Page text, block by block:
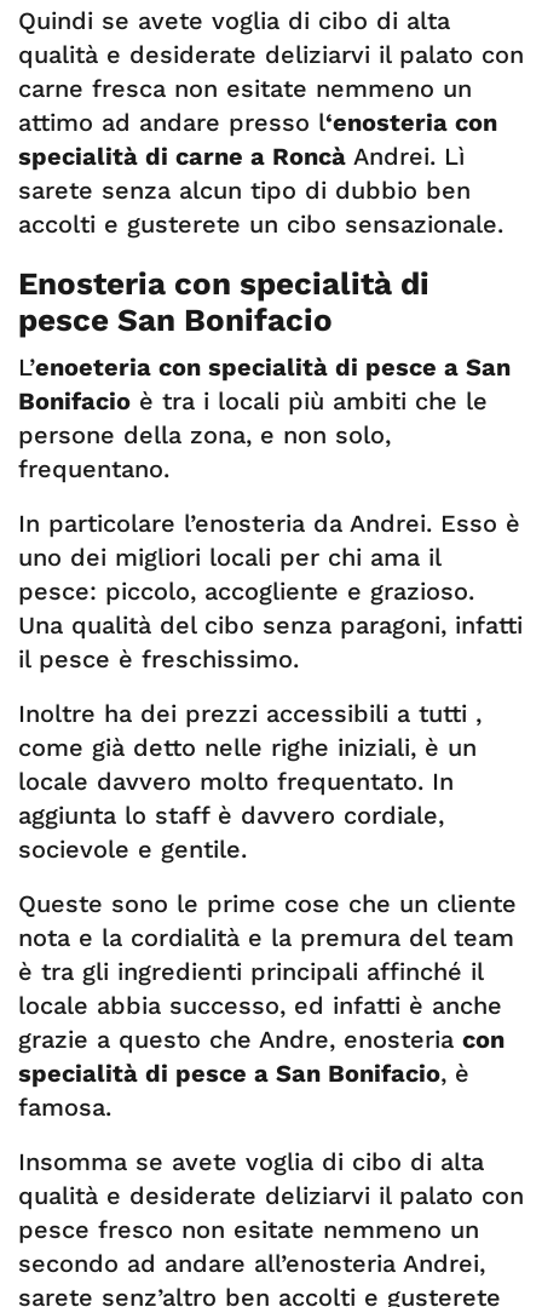
Quindi se avete voglia di cibo di alta
qualità e desiderate deliziarvi il palato con
carne fresca non esitate nemmeno un
attimo ad andare presso l‘enosteria con
specialità di carne a Roncà Andrei. Lì
sarete senza alcun tipo di dubbio ben
accolti e gusterete un cibo sensazionale.
Enosteria con specialità di
pesce San Bonifacio
L’enoeteria con specialità di pesce a San
Bonifacio è tra i locali più ambiti che le
persone della zona, e non solo,
frequentano.
In particolare l’enosteria da Andrei. Esso è
uno dei migliori locali per chi ama il
pesce: piccolo, accogliente e grazioso.
Una qualità del cibo senza paragoni, infatti
il pesce è freschissimo.
Inoltre ha dei prezzi accessibili a tutti ,
come già detto nelle righe iniziali, è un
locale davvero molto frequentato. In
aggiunta lo staff è davvero cordiale,
socievole e gentile.
Queste sono le prime cose che un cliente
nota e la cordialità e la premura del team
è tra gli ingredienti principali affinché il
locale abbia successo, ed infatti è anche
grazie a questo che Andre, enosteria con
specialità di pesce a San Bonifacio, è
famosa.
Insomma se avete voglia di cibo di alta
qualità e desiderate deliziarvi il palato con
pesce fresco non esitate nemmeno un
secondo ad andare all’enosteria Andrei,
sarete senz’altro ben accolti e gusterete